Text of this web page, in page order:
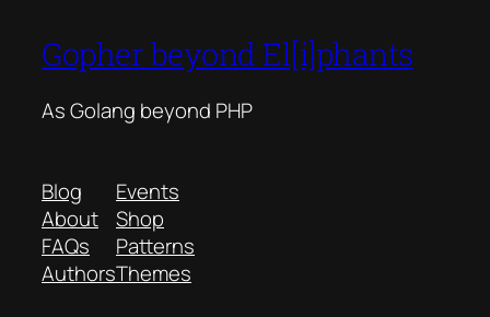
Gopher beyond El[i]phants
As Golang beyond PHP
Blog
About
FAQs
Authors
Events
Shop
Patterns
Themes